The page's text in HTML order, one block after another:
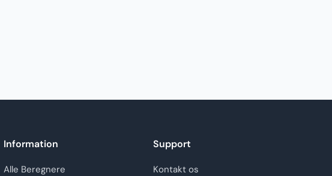
Information
Alle Beregnere
Support
Kontakt os